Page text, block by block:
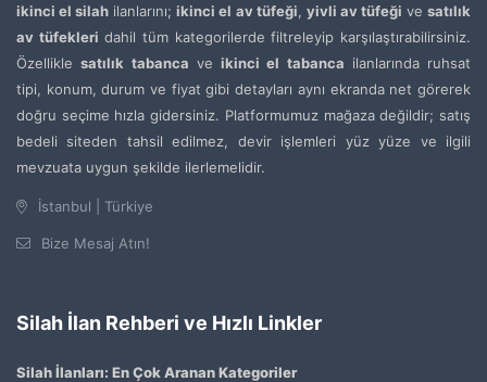
ikinci el silah ilanlarını;ikinci el av tüfeği, yivli av tüfeği vesatılık
av tüfekleri dahil tüm kategorilerde filtreleyip karşılaştırabilirsiniz.
Özelliklesatılık tabanca ve ikinci el tabanca ilanlarında ruhsat
tipi, konum, durum ve fiyat gibi detayları aynı ekranda net görerek
doğru seçime hızla gidersiniz. Platformumuz mağaza değildir; satış
bedeli siteden tahsil edilmez, devir işlemleri yüz yüze ve ilgili
mevzuata uygun şekilde ilerlemelidir.
İstanbul | Türkiye
Bize Mesaj Atın!
Silah İlan Rehberi ve Hızlı Linkler
Silah İlanları: En Çok Aranan Kategoriler